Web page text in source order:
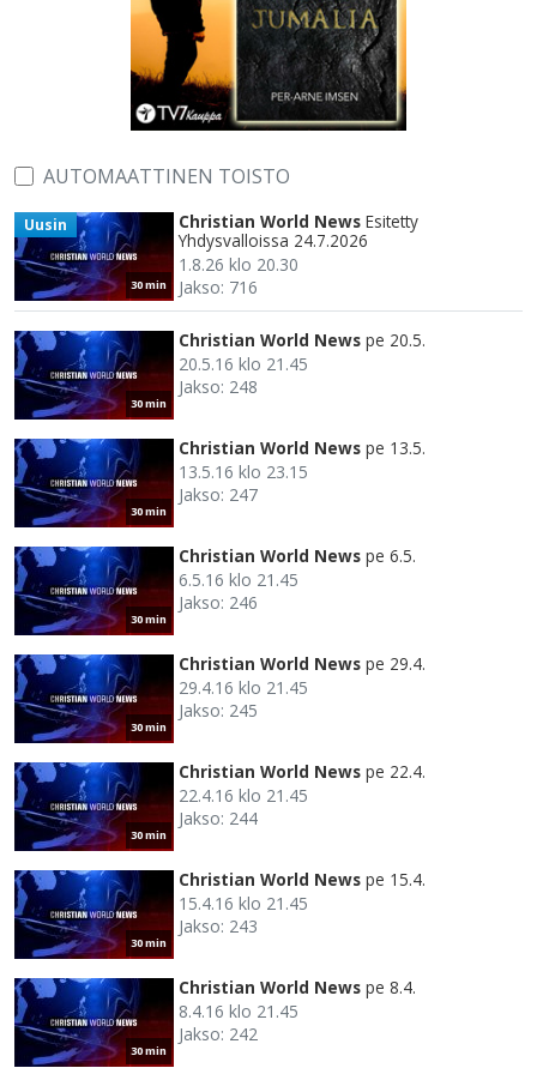
AUTOMAATTINEN TOISTO
30 min
Uusin Christian World News Esitetty
Yhdysvalloissa 24.7.2026
1.8.26 klo 20.30
Jakso: 716
30 min
Christian World News pe 20.5.
20.5.16 klo 21.45
Jakso: 248
30 min
Christian World News pe 13.5.
13.5.16 klo 23.15
Jakso: 247
30 min
Christian World News pe 6.5.
6.5.16 klo 21.45
Jakso: 246
30 min
Christian World News pe 29.4.
29.4.16 klo 21.45
Jakso: 245
30 min
Christian World News pe 22.4.
22.4.16 klo 21.45
Jakso: 244
30 min
Christian World News pe 15.4.
15.4.16 klo 21.45
Jakso: 243
30 min
Christian World News pe 8.4.
8.4.16 klo 21.45
Jakso: 242